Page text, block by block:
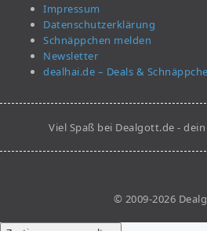
Impressum
Datenschutzerklärung
Schnäppchen melden
Newsletter
dealhai.de – Deals &
Viel Spaß bei Dealgott.de -
© 2009-2026